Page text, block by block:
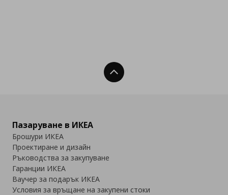
Нагоре
Пазаруване в ИКЕА
Брошури ИКЕА
Проектиране и дизайн
Ръководства за закупуване
Гаранции ИКЕА
Ваучер за подарък ИКЕА
Условия за връщане на закупени стоки